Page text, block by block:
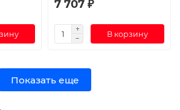
7 707 ₽
В корзину
Показать еще